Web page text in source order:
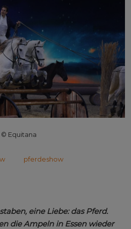
© Equitana
pferdeshow
eine Liebe: das Pferd.
die Ampeln in Essen wieder